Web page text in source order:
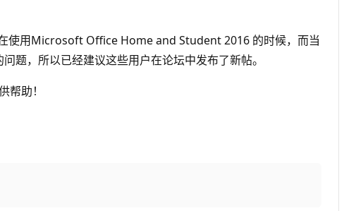
使用Microsoft Office Home and Student 2016 的时候，而当
，所以已经建议这些用户在论坛中发布了新帖。
助！